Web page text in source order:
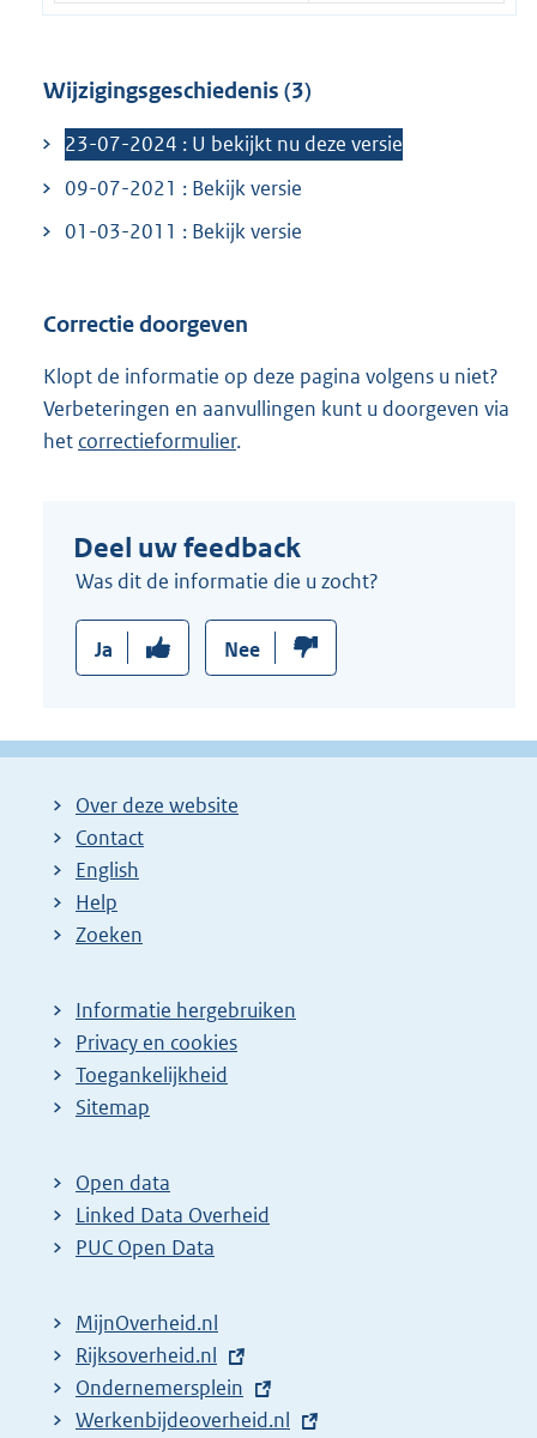
Wijzigingsgeschiedenis (3)
23-07-2024 : U bekijkt nu deze versie
09-07-2021 : Bekijk versie
01-03-2011 : Bekijk versie
Correctie doorgeven
Klopt de informatie op deze pagina volgens u niet?
Verbeteringen en aanvullingen kunt u doorgeven via
het correctieformulier.
Deel uw feedback
Was dit de informatie die u zocht?
Ja Nee
Over deze website
Contact
English
Help
Zoeken
Informatie hergebruiken
Privacy en cookies
Toegankelijkheid
Sitemap
Open data
Linked Data Overheid
PUC Open Data
MijnOverheid.nl
E
x
t
Rijksoverheid.nl
E
x
Ondernemersplein
E
Werkenbijdeoverheid.nl